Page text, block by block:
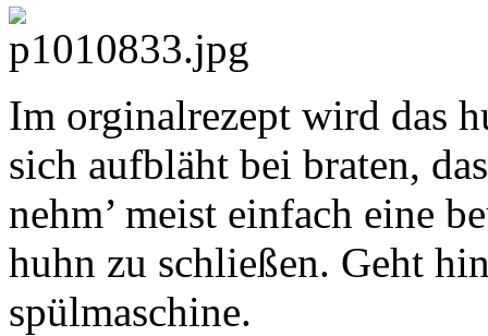
Im orginalrezept wird das
sich aufbläht bei braten,
nehm’ meist einfach eine
huhn zu schließen. Geht
spülmaschine.